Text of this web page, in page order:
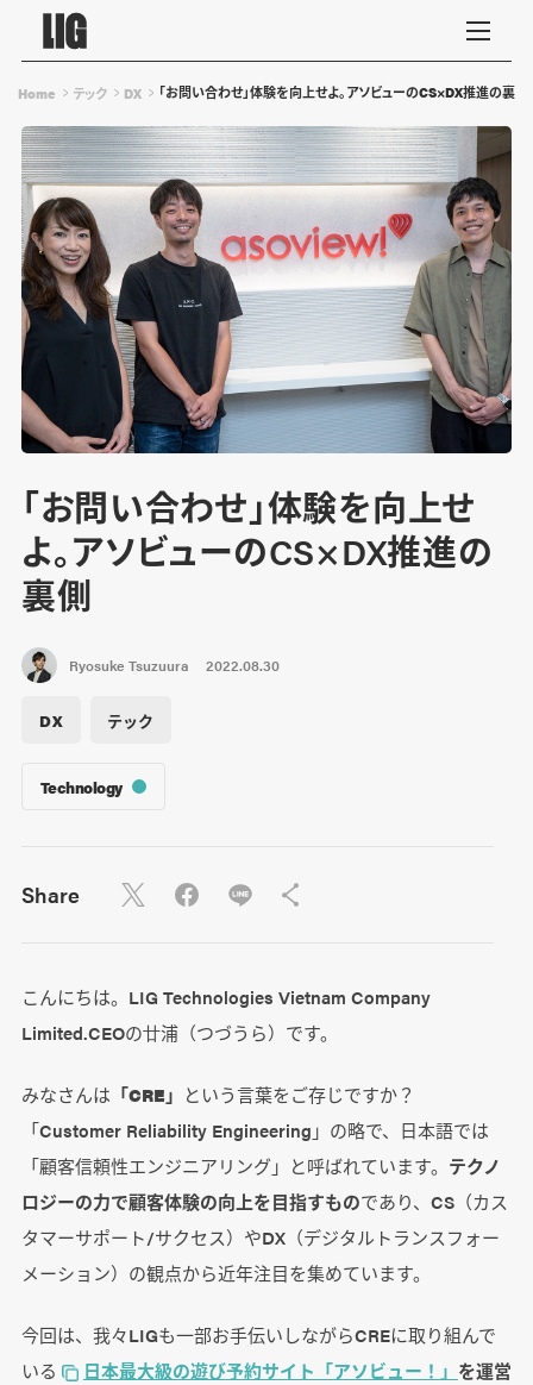
Home テック DX 「お問い合わせ」体験を向上せよ。アソビューのCS×DX推進の裏側
「お問い合わせ」体験を向上せ
よ。アソビューのCS×DX推進の
裏側
Ryosuke Tsuzuura 2022.08.30
DX テック
Technology
Share
こんにちは。LIG Technologies Vietnam Company
Limited.CEOの廿浦（つづうら）です。
みなさんは 「CRE」 という言葉をご存じですか？
「Customer Reliability Engineering」の略で、日本語では
「顧客信頼性エンジニアリング」と呼ばれています。 テクノ
ロジーの力で顧客体験の向上を目指すものであり、CS（カス
タマーサポート/サクセス）やDX（デジタルトランスフォー
メーション）の観点から近年注目を集めています。
今回は、我々LIGも一部お手伝いしながらCREに取り組んで
いる
日本最大級の遊び予約サイト「アソビュー！」 を運営